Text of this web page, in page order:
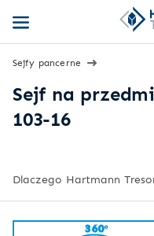
Sejfy pancerne
Sejf na
103-16
360
Dlaczego Hartmann